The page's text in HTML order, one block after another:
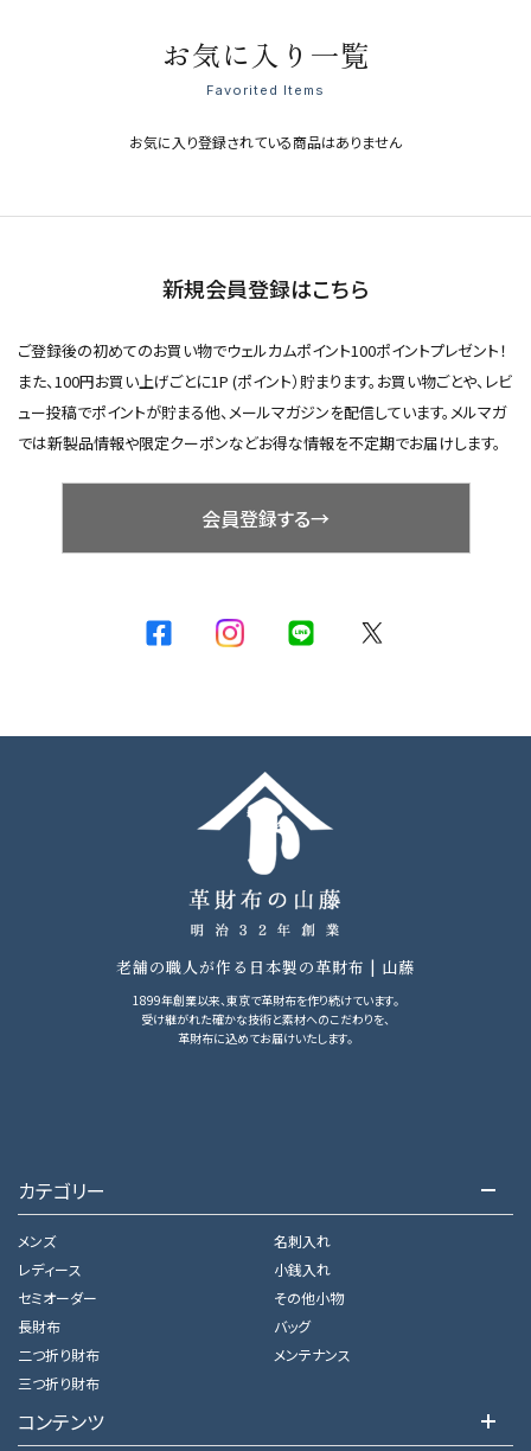
お気に入り一覧
Favorited Items
お気に入り登録されている商品はありません
新規会員登録はこちら
ご登録後の初めてのお買い物でウェルカムポイント100ポイントプレゼント！
また、100円お買い上げごとに1P (ポイント）貯まります。お買い物ごとや、レビ
ュー投稿でポイントが貯まる他、メールマガジンを配信しています。メルマガ
では新製品情報や限定クーポンなどお得な情報を不定期でお届けします。
会員登録する→
老舗の職人が作る日本製の革財布 | 山藤
1899年創業以来、東京で革財布を作り続けています。
受け継がれた確かな技術と素材へのこだわりを、
革財布に込めてお届けいたします。
カテゴリー
メンズ
レディース
セミオーダー
長財布
二つ折り財布
三つ折り財布
名刺入れ
小銭入れ
その他小物
バッグ
メンテナンス
コンテンツ